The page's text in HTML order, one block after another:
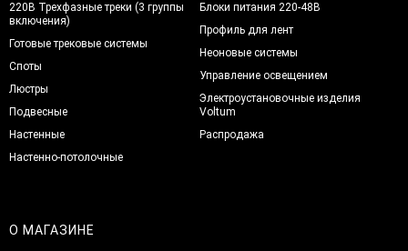
220В Трехфазные треки (3 группы
включения)
Готовые трековые системы
Споты
Люстры
Подвесные
Настенные
Настенно-потолочные
Блоки питания 220-48В
Профиль для лент
Неоновые системы
Управление освещением
Электроустановочные изделия
Voltum
Распродажа
О МАГАЗИНЕ